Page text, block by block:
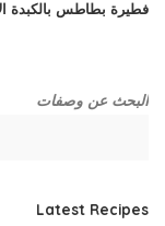
فطيرة بطاطس بالكبدة
البحث عن وصفات
Latest Recipes